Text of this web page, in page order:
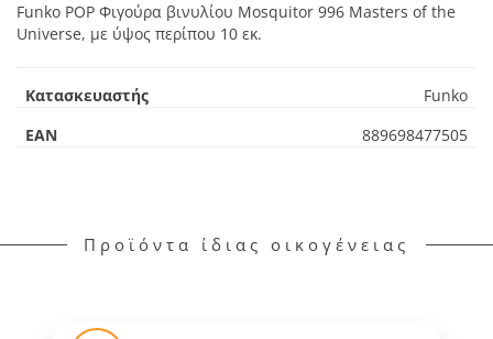
Funko POP Φιγούρα βινυλίου Mosquitor 996 Masters of the
Universe, με ύψος περίπου 10 εκ.
Κατασκευαστής
Funko
EAN
889698477505
Προϊόντα ίδιας οικογένειας